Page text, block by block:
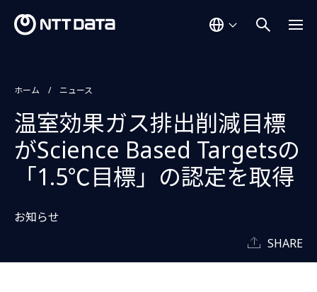
ホーム ニュース
温室効果ガス排出削減目標
がScience Based Targetsの
「1.5℃目標」の認定を取得
お知らせ
SHARE